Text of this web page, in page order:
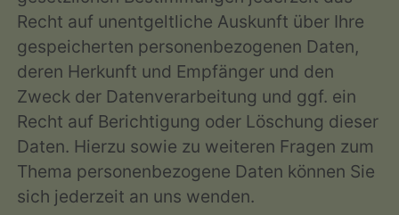
Recht auf unentgeltliche Auskunft über Ihre
gespeicherten personenbezogenen Daten,
deren Herkunft und Empfänger und den
Zweck der Datenverarbeitung und ggf. ein
Recht auf Berichtigung oder Löschung dieser
Daten. Hierzu sowie zu weiteren Fragen zum
Thema personenbezogene Daten können Sie
sich jederzeit an uns wenden.